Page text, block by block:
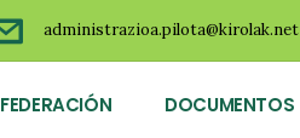
administrazioa.pilota@kirolak.net
FEDERACIÓN DOCUMENTOS